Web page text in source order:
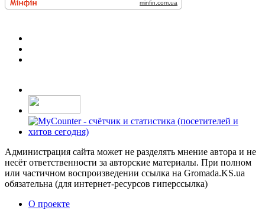
Администрация сайта может не разделять мнение автора и не
несёт ответственности за авторские материалы. При полном
или частичном воспроизведении ссылка на Gromada.KS.ua
обязательна (для интернет-ресурсов гиперссылка)
О проекте